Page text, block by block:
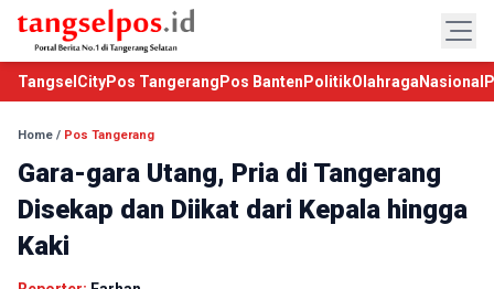
TangselCityPos Tangerang Pos Banten PolitikOlahraga Nasional
Home / Pos Tangerang
Gara-gara Utang, Pria di Tangerang
Disekap dan Diikat dari Kepala hingga
Kaki